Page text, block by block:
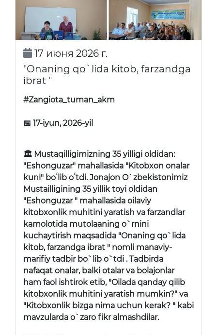
17 июня 2026 г.
"Onaning qo`lida kitob, farzandga
ibrat "
#Zangiota_tuman_akm
📅 17-iyun, 2026-yil
🏛 Mustaqilligimizning 35 yilligi oldidan:
"Eshonguzar" mahallasida "Kitobxon onalar
kuni" boʻlib oʻtdi. Jonajon O`zbekistonimiz
Mustailligining 35 yillik toyi oldidan
"Eshonguzar " mahallasida oilaviy
kitobxonlik muhitini yaratish va farzandlar
kamolotida mutolaaning o`rnini
kuchaytirish maqsadida "Onaning qo`lida
kitob, farzandga ibrat " nomli manaviy-
marifiy tadbir bo`lib o`tdi . Tadbirda
nafaqat onalar, balki otalar va bolajonlar
ham faol ishtirok etib, "Oilada qanday qilib
kitobxonlik muhitini yaratish mumkin?" va
"Kitobxonlik bizga nima uchun kerak? " kabi
mavzularda o`zaro fikr almashdilar.